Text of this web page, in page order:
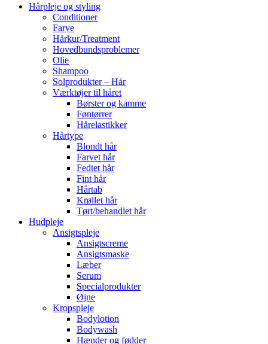
Hårpleje og styling
Conditioner
Farve
Hårkur/Treatment
Hovedbundsproblemer
Olie
Shampoo
Solprodukter – Hår
Værktøjer til håret
Børster og kamme
Føntørrer
Hårelastikker
Hårtype
Blondt hår
Farvet hår
Fedtet hår
Fint hår
Hårtab
Krøllet hår
Tørt/behandlet hår
Hudpleje
Ansigtspleje
Ansigtscreme
Ansigtsmaske
Læber
Serum
Specialprodukter
Øjne
Kropspleje
Bodylotion
Bodywash
Hænder og fødder